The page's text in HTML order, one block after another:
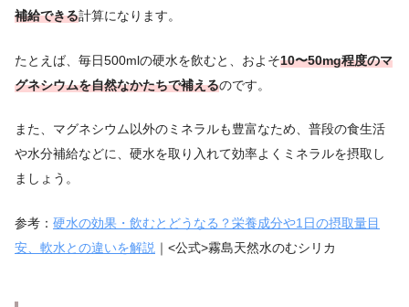
補給できる計算になります。
たとえば、毎日500mlの硬水を飲むと、およそ10〜50mg程度のマ
グネシウムを自然なかたちで補えるのです。
また、マグネシウム以外のミネラルも豊富なため、普段の食生活
や水分補給などに、硬水を取り入れて効率よくミネラルを摂取し
ましょう。
参考： 硬水の効果・飲むとどうなる？栄養成分や1日の摂取量目
安、軟水との違いを解説 ｜<公式>霧島天然水のむシリカ